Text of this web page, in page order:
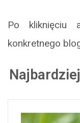
Po kliknięciu
konkretnego